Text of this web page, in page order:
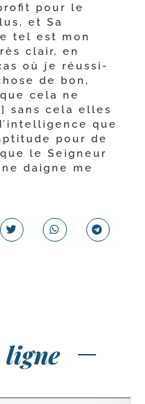
pour le
et Sa
tel est mon
clair, en
où je réus­si­
de bon,
cela ne
sans cela elles
que
pour de
le Seigneur
daigne me